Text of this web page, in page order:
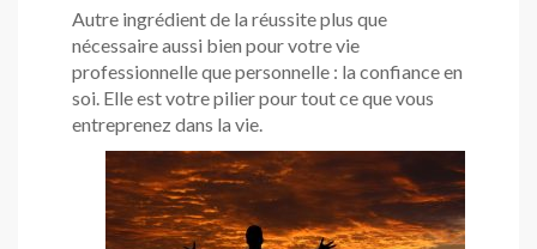
Autre ingrédient de la réussite plus que
nécessaire aussi bien pour votre vie
professionnelle que personnelle : la confiance en
soi. Elle est votre pilier pour tout ce que vous
entreprenez dans la vie.